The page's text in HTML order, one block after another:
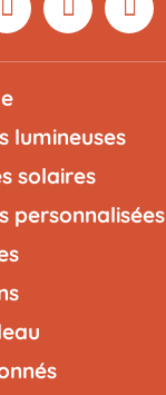
lumineuses
solaires
personnalisées